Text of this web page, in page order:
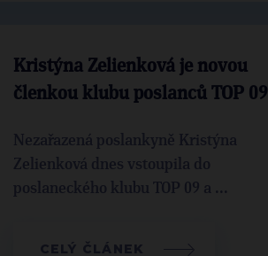
Kristýna Zelienková je novou
členkou klubu poslanců TOP 09
Nezařazená poslankyně Kristýna
Zelienková dnes vstoupila do
poslaneckého klubu TOP 09 a ...
CELÝ ČLÁNEK